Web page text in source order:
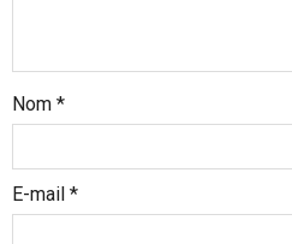
l
e
Nom *
E-mail *